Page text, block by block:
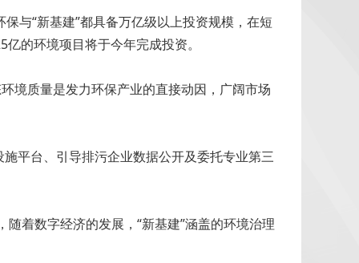
与“新基建”都具备万亿级以上投资规模，在短
的环境项目将于今年完成投资。
境质量是发力环保产业的直接动因，广阔市场
平台、引导排污企业数据公开及委托专业第三
着数字经济的发展，“新基建”涵盖的环境治理